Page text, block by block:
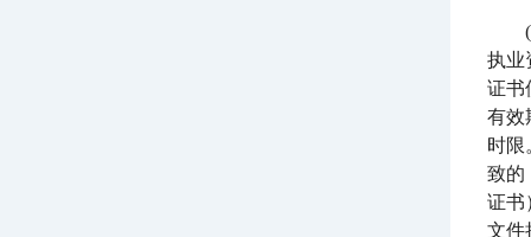
执业
证书
有效
时限
致的
证书
文件